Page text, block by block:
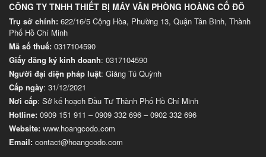
CÔNG TY TNHH THIẾT BỊ MÁY VĂN PHÒNG HOÀNG CỐ ĐÔ
Trụ sở chính: 622/16/5 Cộng Hòa, Phường 13, Quận Tân Binh, Thành
Phố Hồ Chí Minh
Mã số thuế: 0317104590
Giấy đăng ký kinh doanh: 0317104590
Người đại diện pháp luật: Giảng Tú Quỳnh
Cấp ngày: 31/12/2021
Nơi cấp: Sở kế hoạch Đầu Tư Thành Phố Hồ Chí Minh
Hotline: 0909 151 911 –0909 332 696 –0902 332 696
Website: www.hoangcodo.com
Email: contact@hoangcodo.com